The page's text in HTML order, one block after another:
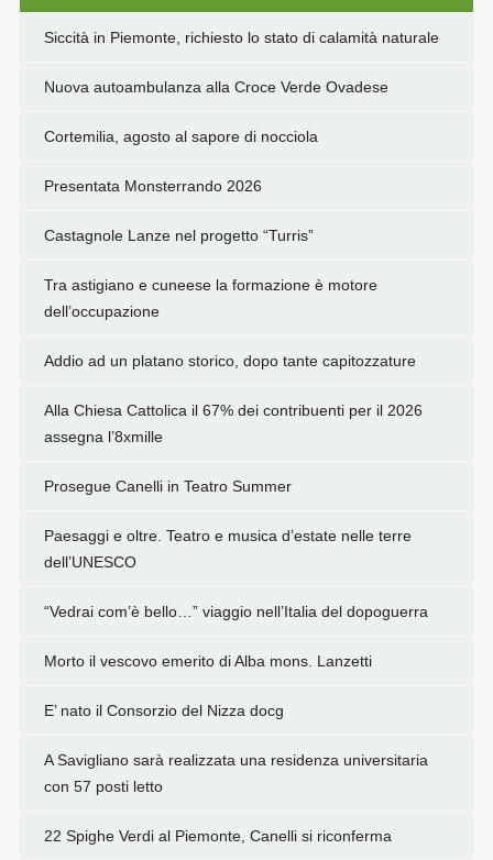
Siccità in Piemonte, richiesto lo stato di calamità naturale
Nuova autoambulanza alla Croce Verde Ovadese
Cortemilia, agosto al sapore di nocciola
Presentata Monsterrando 2026
Castagnole Lanze nel progetto “Turris”
Tra astigiano e cuneese la formazione è motore
dell’occupazione
Addio ad un platano storico, dopo tante capitozzature
Alla Chiesa Cattolica il 67% dei contribuenti per il 2026
assegna l’8xmille
Prosegue Canelli in Teatro Summer
Paesaggi e oltre. Teatro e musica d’estate nelle terre
dell’UNESCO
“Vedrai com’è bello…” viaggio nell’Italia del dopoguerra
Morto il vescovo emerito di Alba mons. Lanzetti
E’ nato il Consorzio del Nizza docg
A Savigliano sarà realizzata una residenza universitaria
con 57 posti letto
22 Spighe Verdi al Piemonte, Canelli si riconferma